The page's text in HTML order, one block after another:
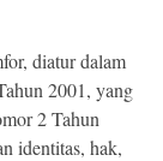
diatur dalam
2001, yang
2 Tahun
identitas, hak,